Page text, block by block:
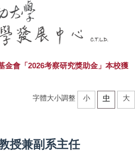
金會「2026考察研究獎助金」本校獲
字體大小調整 小 中 大
授兼副系主任